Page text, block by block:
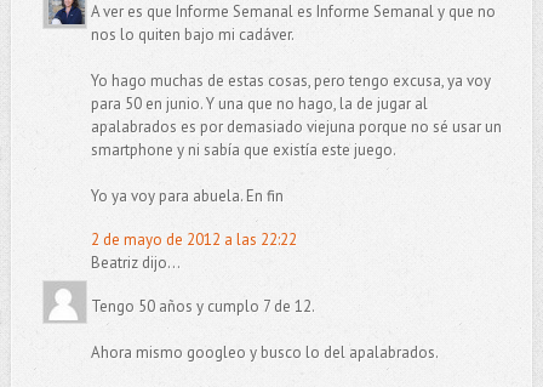
A ver es que Informe Semanal es Informe Semanal y que no
nos lo quiten bajo mi cadáver.
Yo hago muchas de estas cosas, pero tengo excusa, ya voy
para 50 en junio. Y una que no hago, la de jugar al
apalabrados es por demasiado viejuna porque no sé usar un
smartphone y ni sabía que existía este juego.
Yo ya voy para abuela. En fin
2 de mayo de 2012 a las 22:22
Beatriz dijo...
Tengo 50 años y cumplo 7 de 12.
Ahora mismo googleo y busco lo del apalabrados.